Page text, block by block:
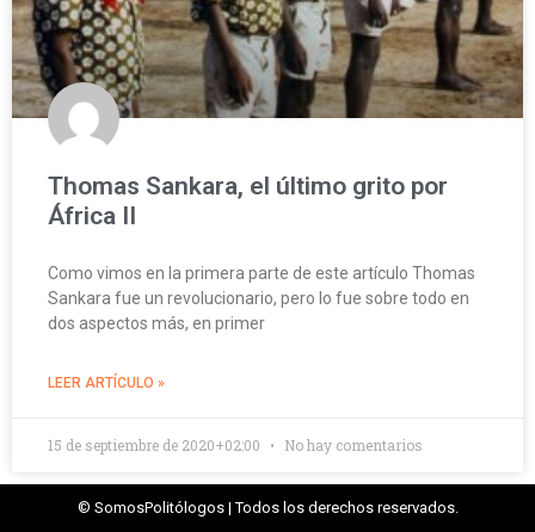
Thomas Sankara, el último grito por
África II
Como vimos en la primera parte de este artículo Thomas
Sankara fue un revolucionario, pero lo fue sobre todo en
dos aspectos más, en primer
LEER ARTÍCULO »
15 de septiembre de 2020+02:00 No hay comentarios
© SomosPolitólogos | Todos los derechos reservados.